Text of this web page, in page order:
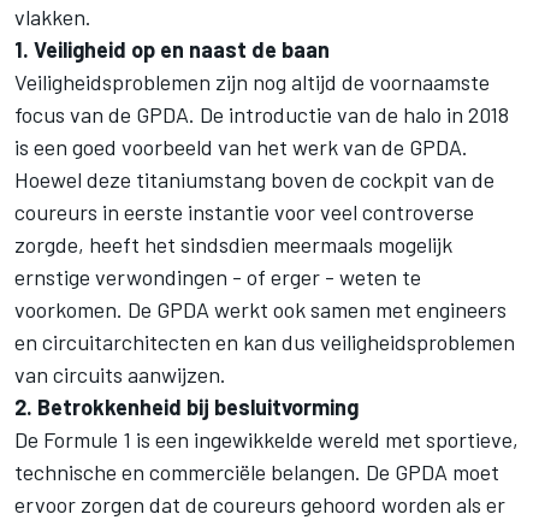
vlakken.
1. Veiligheid op en naast de baan
Veiligheidsproblemen zijn nog altijd de voornaamste
focus van de GPDA. De introductie van de halo in 2018
is een goed voorbeeld van het werk van de GPDA.
Hoewel deze titaniumstang boven de cockpit van de
coureurs in eerste instantie voor veel controverse
zorgde, heeft het sindsdien meermaals mogelijk
ernstige verwondingen - of erger - weten te
voorkomen. De GPDA werkt ook samen met engineers
en circuitarchitecten en kan dus veiligheidsproblemen
van circuits aanwijzen.
2. Betrokkenheid bij besluitvorming
De Formule 1 is een ingewikkelde wereld met sportieve,
technische en commerciële belangen. De GPDA moet
ervoor zorgen dat de coureurs gehoord worden als er